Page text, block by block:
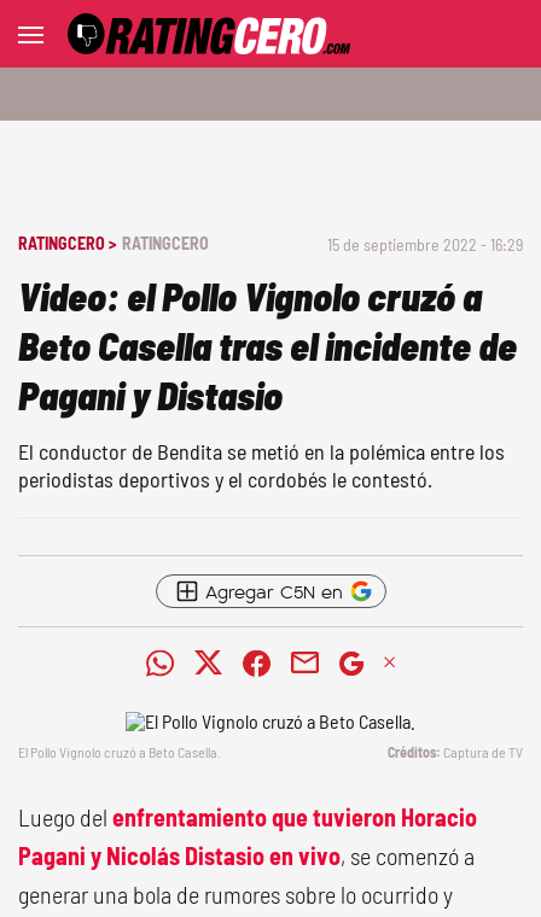
RATINGCERO > RATINGCERO 15 de septiembre 2022 - 16:29
Video: el Pollo Vignolo cruzó a
Beto Casella tras el incidente de
Pagani y Distasio
El conductor de Bendita se metió en la polémica entre los
periodistas deportivos y el cordobés le contestó.
Agregar C5N en
El Pollo Vignolo cruzó a Beto Casella. Captura de TV
Luego del enfrentamiento que tuvieron Horacio
Pagani y Nicolás Distasio en vivo, se comenzó a
generar una bola de rumores sobre lo ocurrido y